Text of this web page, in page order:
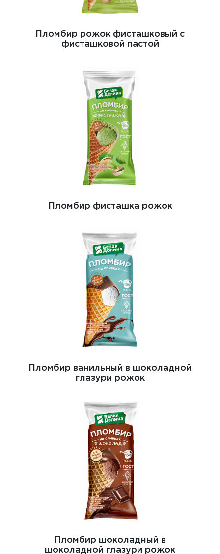
Пломбир рожок фисташковый с
фисташковой пастой
Пломбир фисташка рожок
Пломбир ванильный в шоколадной
глазури рожок
Пломбир шоколадный в
шоколадной глазури рожок